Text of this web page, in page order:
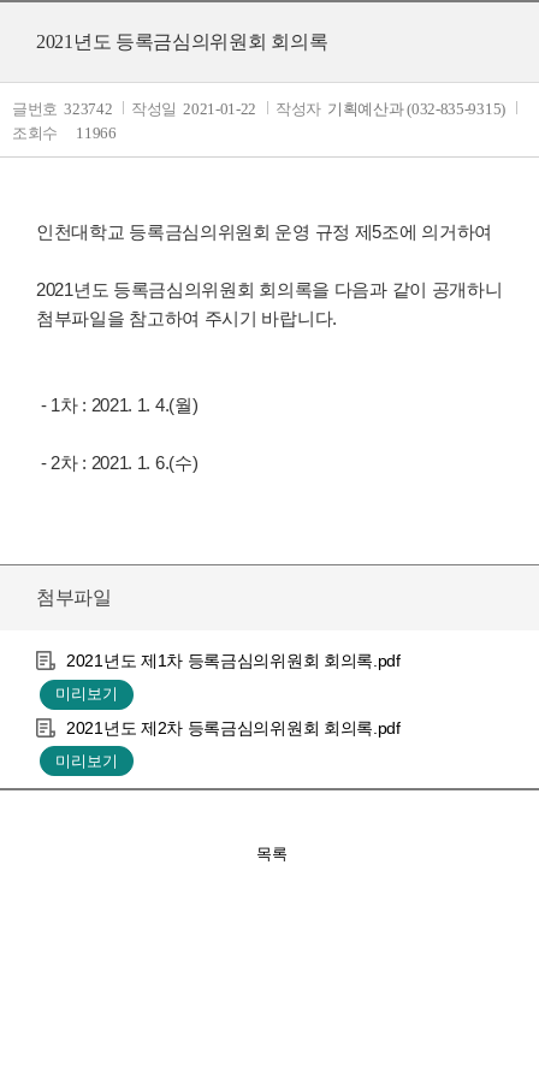
2021년도 등록금심의위원회 회의록
글번호 323742 작성일 2021-01-22 작성자 기획예산과 (032-835-9315)
조회수
11966
인천대학교 등록금심의위원회 운영 규정 제5조에 의거하여
2021년도 등록금심의위원회 회의록을 다음과 같이 공개하니
첨부파일을 참고하여 주시기 바랍니다.
- 1차 : 2021. 1. 4.(월)
- 2차 : 2021. 1. 6.(수)
첨부파일
2021년도 제1차 등록금심의위원회 회의록.pdf
2021년도 제2차 등록금심의위원회 회의록.pdf
목록